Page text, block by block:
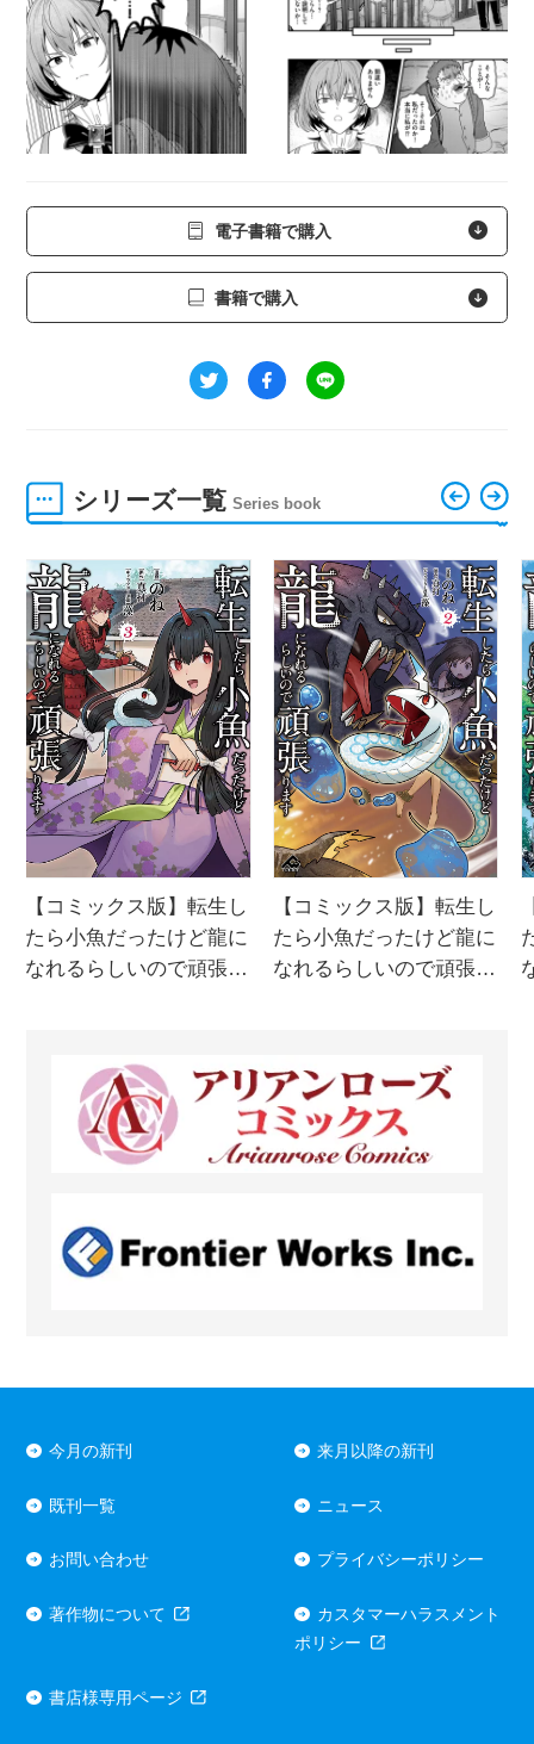
電子書籍で購入
書籍で購入
シリーズ一覧 Series book
【コミックス版】転生し
たら小魚だったけど龍に
なれるらしいので頑張り
【コミックス版】転生し
たら小魚だったけど龍に
なれるらしいので頑張り
今月の新刊 来月以降の新刊
既刊一覧 ニュース
お問い合わせ プライバシーポリシー
著作物について
カスタマーハラスメント
ポリシー
書店様専用ページ